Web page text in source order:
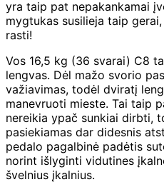
yra taip pat nepakankamai
mygtukas susilieja taip
rasti!
Vos 16,5 kg (36 svarai) C8
lengvas. Dėl mažo svorio
važiavimas, todėl dviratį
manevruoti mieste. Tai taip
nereikia ypač sunkiai dirbti,
pasiekiamas dar didesnis
pedalo pagalbinė padėtis
norint išlyginti vidutines
švelnius įkalnius.